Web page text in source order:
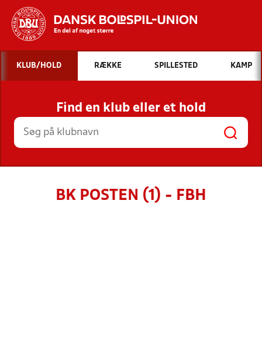
Hvad vil du søge efter?
INDHOLD OG NYHEDER
STILLINGER, RESULTATER, KLUBBER OG
HOLD
KLUB/HOLD RÆKKE SPILLESTED KAMP
Find en klub eller et hold
BK POSTEN (1) - FBH